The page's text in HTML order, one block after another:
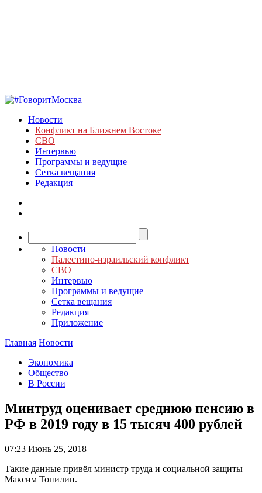
Новости
Конфликт на Ближнем Востоке
СВО
Интервью
Программы и ведущие
Сетка вещания
Редакция
Новости
Палестино-израильский конфликт
СВО
Интервью
Программы и ведущие
Сетка вещания
Редакция
Приложение
Главная Новости
Экономика
Общество
В России
Минтруд оценивает среднюю пенсию в
РФ в 2019 году в 15 тысяч 400 рублей
07:23 Июнь 25, 2018
Такие данные привёл министр труда и социальной защиты
Максим Топилин.